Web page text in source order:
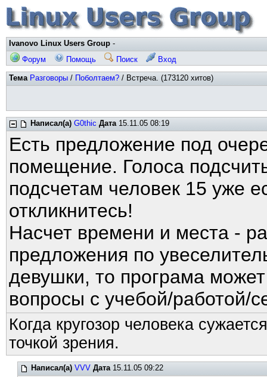
Ivanovo Linux Users Group -
Форум
Помощь Поиск Вход
Тема Разговоры / Поболтаем? / Встреча. (173120 хитов)
Написал(а) G0thic Дата15.11.05 08:19
Есть предложение под
помещение. Голоса
подсчетам человек 15 уже
откликнитесь!
Насчет времени и места -
предложения по
девушки, то програма
вопросы с учебой/работой/
Когда кругозор человека
точкой зрения.
Написал(а) VVV Дата15.11.05 09:22